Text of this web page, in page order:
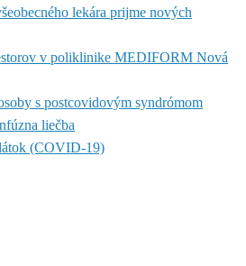
lekára prijme nových
v poliklinike MEDIFORM Nová
s postcovidovým syndrómom
liečba
(COVID-19)